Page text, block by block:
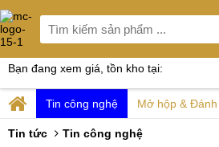
Bạn đang xem giá, tồn kho tại:
Tin công nghệ Mở hộp & Đánh
Tin tức Tin công nghệ